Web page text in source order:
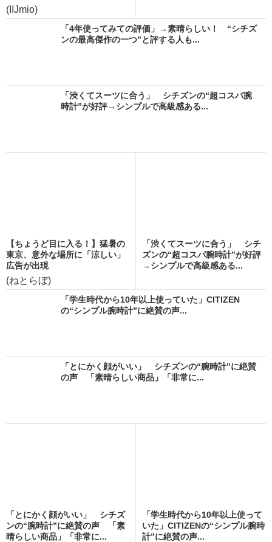
(IIJmio)
「4年使ってみての評価」→素晴らしい！ “シチズ
ンの最高傑作の一つ”と評する人も...
「渋くてスーツに合う」 シチズンの“超コスパ腕
時計”が好評→シンプルで高級感ある...
【ちょうど目に入る！】猛暑の
東京、意外な場所に「涼しい」
広告が出現
(ねとらぼ)
「渋くてスーツに合う」 シチ
ズンの“超コスパ腕時計”が好評
→シンプルで高級感ある...
「学生時代から10年以上使っていた」CITIZEN
の“シンプル腕時計”に絶賛の声...
「とにかく顔がいい」 シチズンの“腕時計”に絶賛
の声 「素晴らしい商品」「非常に...
「とにかく顔がいい」 シチズ
ンの“腕時計”に絶賛の声 「素
晴らしい商品」「非常に...
「学生時代から10年以上使って
いた」CITIZENの“シンプル腕時
計”に絶賛の声...